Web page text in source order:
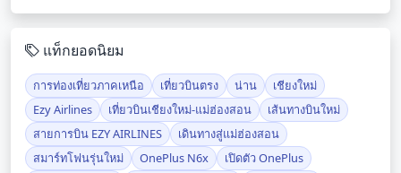
แท็กยอดนิยม
การท่องเที่ยวภาคเหนือ เที่ยวบินตรง น่าน
เชียงใหม่
Ezy Airlines
เที่ยวบินเชียงใหม่-แม่ฮ่องสอน
เส้นทางบินใหม่
สายการบิน EZY AIRLINES
เดินทางสู่แม่ฮ่องสอน
สมาร์ทโฟนรุ่นใหม่
OnePlus N6x
เปิดตัว OnePlus